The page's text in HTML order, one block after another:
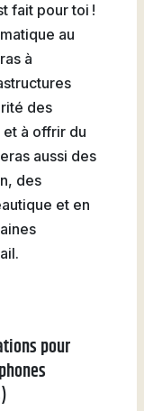
fait pour toi !
au
à
des
à offrir du
aussi des
des
et en
pour